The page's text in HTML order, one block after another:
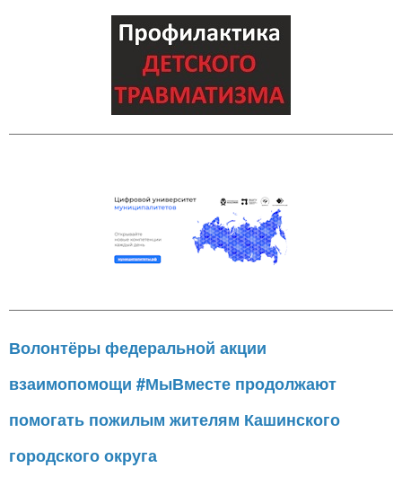
Волонтёры федеральной акции
взаимопомощи #МыВместе продолжают
помогать пожилым жителям Кашинского
городского округа